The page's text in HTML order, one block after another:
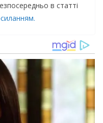
в статті